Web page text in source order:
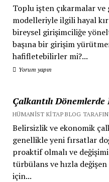
Toplu işten çıkarmalar ve
modelleriyle ilgili hayal
bireysel girişimciliğe
başına bir girişim
hafifletebilirler mi?...
Yorum yapın
Çalkantılı
HÜMANIST KITAP BLOG
Belirsizlik ve ekonomik
genellikle yeni fırsatlar
proaktif olmalı ve
türbülans ve hızla
için...